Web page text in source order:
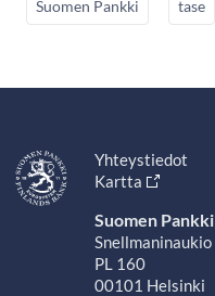
Suomen Pankki tase
Yhteystiedot
Kartta
Suomen Pankki
Snellmaninaukio
PL 160
00101 Helsinki